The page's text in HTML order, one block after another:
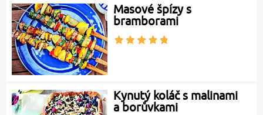
Masové špízy s
bramborami
Kynutý koláč s malinami
a borůvkami